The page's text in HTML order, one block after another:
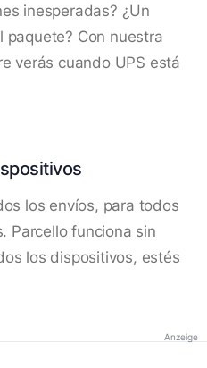
inesperadas? ¿Un
paquete? Con nuestra
verás cuando UPS está
los envíos, para todos
Parcello funciona sin
los dispositivos, estés
Anzeige